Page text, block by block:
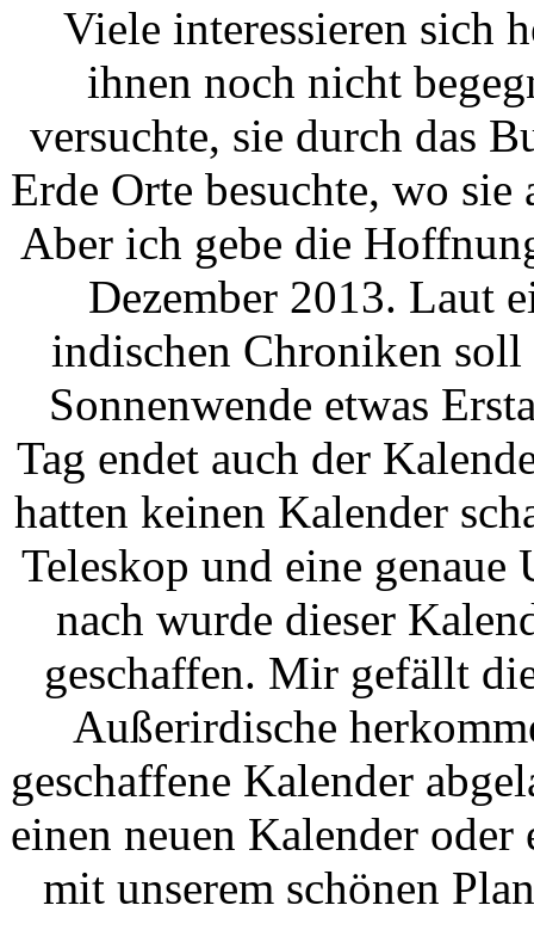
Viele interessieren sich
ihnen noch nicht
versuchte, sie durch das
Erde Orte besuchte, wo
Aber ich gebe die
Dezember 2013. Laut
indischen Chroniken
Sonnenwende etwas
Tag endet auch der
hatten keinen Kalender
Teleskop und eine
nach wurde dieser
geschaffen. Mir gefällt
Außerirdische
geschaffene Kalender
einen neuen Kalender
mit unserem schönen